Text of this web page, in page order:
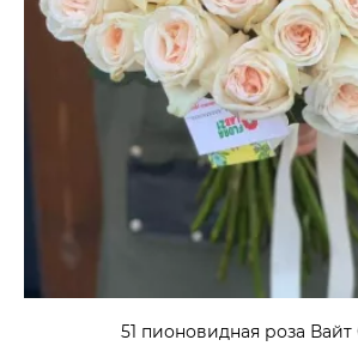
51 пионовидная роза